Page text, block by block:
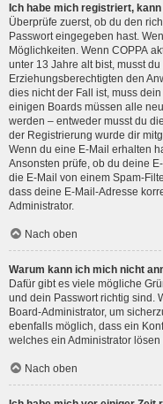
Ich habe mich registriert,
Überprüfe zuerst, ob du den
Passwort eingegeben hast.
Möglichkeiten. Wenn COPPA
unter 13 Jahre alt bist, musst
Erziehungsberechtigten den
dies nicht der Fall ist, muss
einigen Boards müssen alle
werden – entweder musst du
der Registrierung wurde dir
Wenn du eine E-Mail erhalten
Ansonsten prüfe, ob du deine
die E-Mail von einem Spam-
dass deine E-Mail-Adresse
Administrator.
Nach oben
Warum kann ich mich nicht
Dafür gibt es viele mögliche
und dein Passwort richtig sind.
Board-Administrator, um
ebenfalls möglich, dass ein
welches ein Administrator lösen
Nach oben